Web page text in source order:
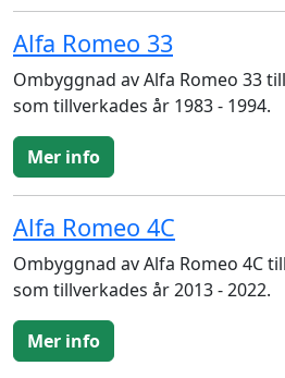
Alfa Romeo 33
Ombyggnad av Alfa Romeo 33
som tillverkades år 1983 - 1994.
Mer info
Alfa Romeo 4C
Ombyggnad av Alfa Romeo 4C
som tillverkades år 2013 - 2022.
Mer info